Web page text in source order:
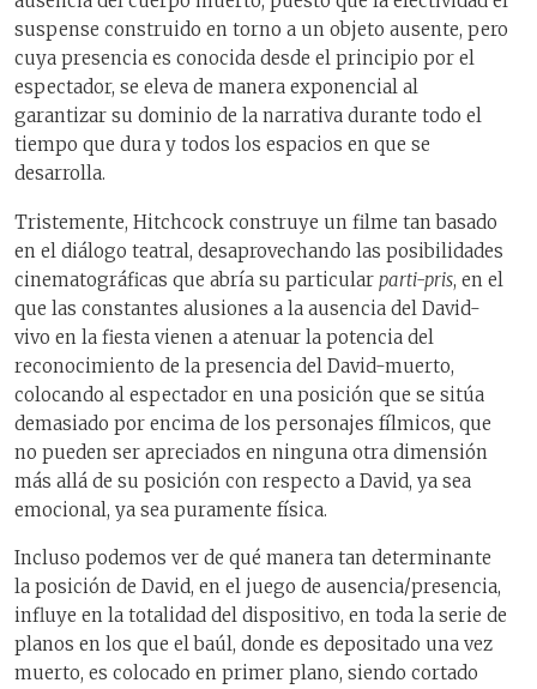
suspense construido en torno a un objeto ausente, pero
cuya presencia es conocida desde el principio por el
espectador, se eleva de manera exponencial al
garantizar su dominio de la narrativa durante todo el
tiempo que dura y todos los espacios en que se
desarrolla.
Tristemente, Hitchcock construye un filme tan basado
en el diálogo teatral, desaprovechando las posibilidades
cinematográficas que abría su particular parti-pris, en el
que las constantes alusiones a la ausencia del David-
vivo en la fiesta vienen a atenuar la potencia del
reconocimiento de la presencia del David-muerto,
colocando al espectador en una posición que se sitúa
demasiado por encima de los personajes fílmicos, que
no pueden ser apreciados en ninguna otra dimensión
más allá de su posición con respecto a David, ya sea
emocional, ya sea puramente física.
Incluso podemos ver de qué manera tan determinante
la posición de David, en el juego de ausencia/presencia,
influye en la totalidad del dispositivo, en toda la serie de
planos en los que el baúl, donde es depositado una vez
muerto, es colocado en primer plano, siendo cortado